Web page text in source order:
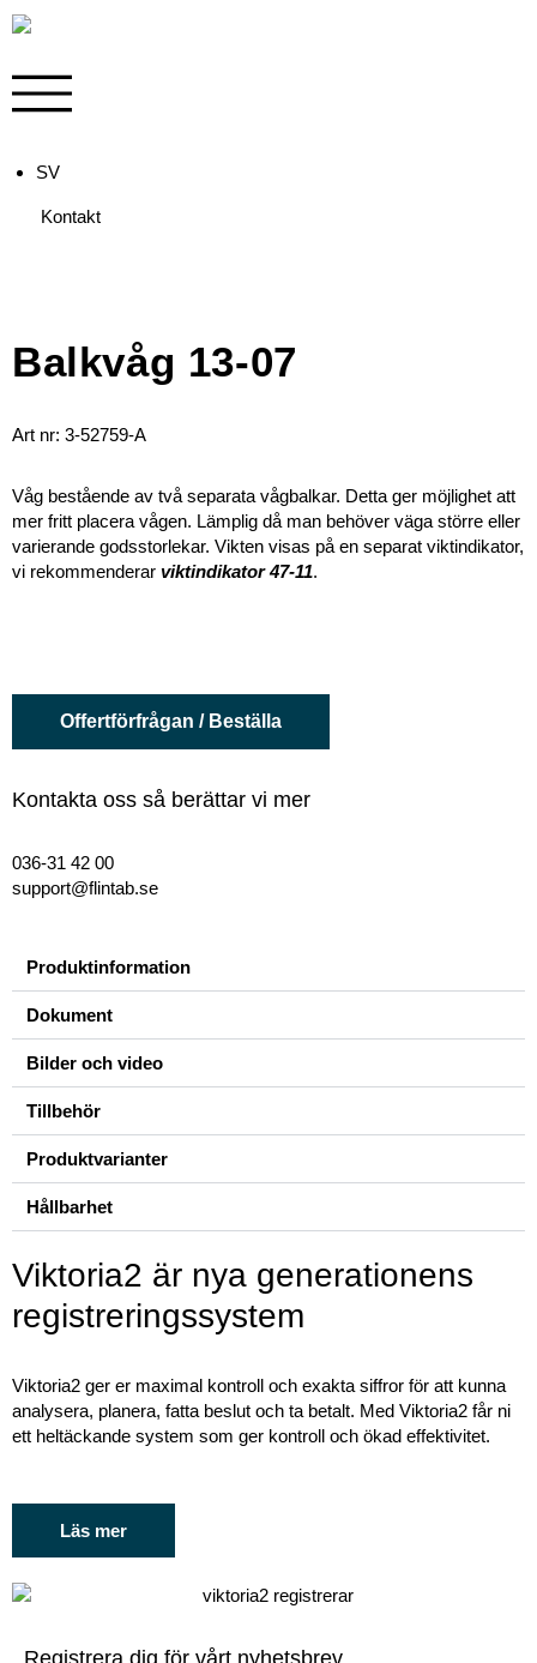
SV
Kontakt
Balkvåg 13-07
Art nr: 3-52759-A
Våg bestående av två separata vågbalkar. Detta ger möjlighet att
mer fritt placera vågen. Lämplig då man behöver väga större eller
varierande godsstorlekar. Vikten visas på en separat viktindikator,
vi rekommenderar viktindikator 47-11.
Offertförfrågan / Beställa
Kontakta oss så berättar vi mer
036-31 42 00
support@flintab.se
Produktinformation
Dokument
Bilder och video
Tillbehör
Produktvarianter
Hållbarhet
Viktoria2 är nya generationens
registreringssystem
Viktoria2 ger er maximal kontroll och exakta siffror för att kunna
analysera, planera, fatta beslut och ta betalt. Med Viktoria2 får ni
ett heltäckande system som ger kontroll och ökad effektivitet.
Läs mer